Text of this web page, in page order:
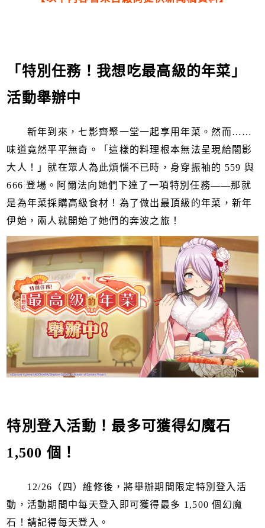
「特別任務！我想吃最高級的年菜」
活動舉辦中
新年到來，七影齊聚一堂一起享用年菜。然而……
味道竟然平平無奇。「這樣的料理根本無法呈現給闇影
大人！」就在眾人為此煩惱不已時，身穿振袖的 559 與
666 登場。阿爾法向她們下達了一項特別任務——那就
是為年菜採購高級食材！為了做出最頂級的年菜，新年
伊始，兩人就開始了她們的奔波之旅！
特別登入活動！最多可獲得幻魔石
1,500 個！
12/26（四）維修後，將舉辦期間限定特別登入活
動，活動期間中每天登入即可獲得最多 1,500 個幻魔
石！請記得每天登入。